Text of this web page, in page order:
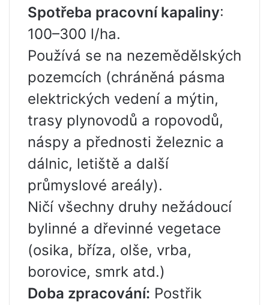
Spotřeba pracovní kapaliny:
100–300 l/ha.
Používá se na nezemědělských
pozemcích (chráněná pásma
elektrických vedení a mýtin,
trasy plynovodů a ropovodů,
náspy a přednosti železnic a
dálnic, letiště a další
průmyslové areály).
Ničí všechny druhy nežádoucí
bylinné a dřevinné vegetace
(osika, bříza, olše, vrba,
borovice, smrk atd.)
Doba zpracování: Postřik